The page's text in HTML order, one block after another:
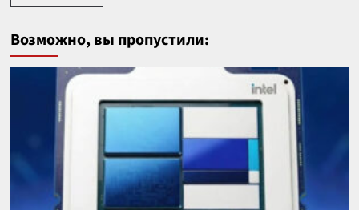
Возможно, вы пропустили: